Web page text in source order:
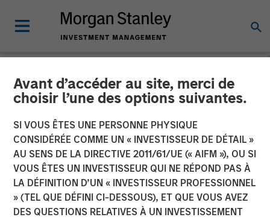
Avant d’accéder au site, merci de
choisir l’une des options suivantes.
SI VOUS ÊTES UNE PERSONNE PHYSIQUE
CONSIDÉRÉE COMME UN « INVESTISSEUR DE DÉTAIL »
AU SENS DE LA DIRECTIVE 2011/61/UE (« AIFM »), OU SI
VOUS ÊTES UN INVESTISSEUR QUI NE RÉPOND PAS À
LA DÉFINITION D’UN « INVESTISSEUR PROFESSIONNEL
» (TEL QUE DÉFINI CI-DESSOUS), ET QUE VOUS AVEZ
DES QUESTIONS RELATIVES À UN INVESTISSEMENT
NEWSROOM
Morgan Stanley Real Estate
Investing Acquires
Brightview Senior Living
Portfolio